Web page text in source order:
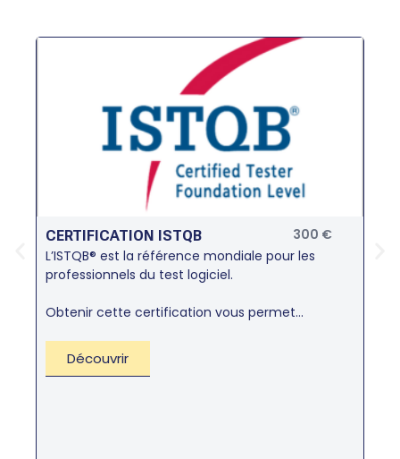
CERTIFICATION ISTQB
300 €
L’ISTQB® est la référence mondiale pour les
professionnels du test logiciel.
Obtenir cette certification vous permet...
Découvrir